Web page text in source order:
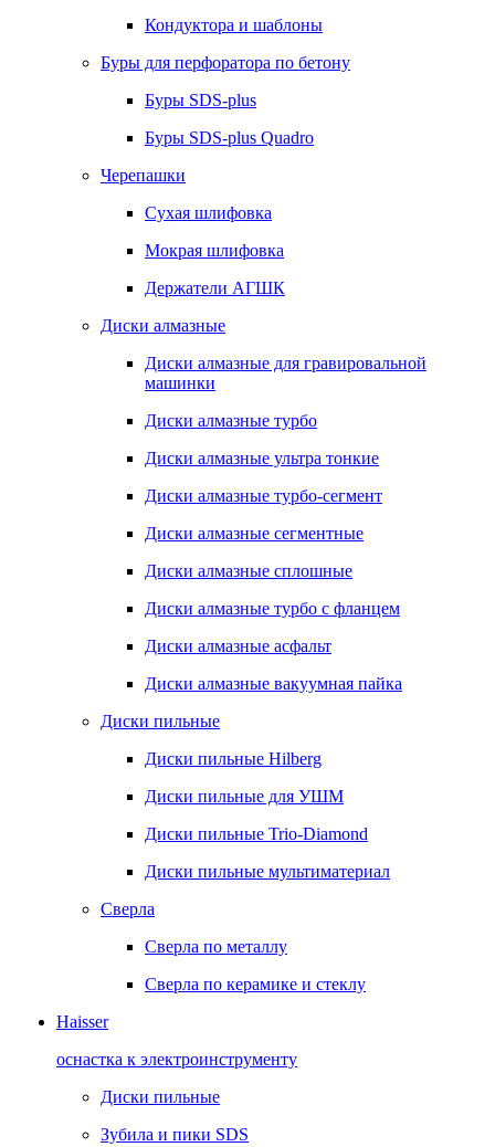
Кондуктора и шаблоны
Буры для перфоратора по бетону
Буры SDS-plus
Буры SDS-plus Quadro
Черепашки
Сухая шлифовка
Мокрая шлифовка
Держатели АГШК
Диски алмазные
Диски алмазные для гравировальной
машинки
Диски алмазные турбо
Диски алмазные ультра тонкие
Диски алмазные турбо-сегмент
Диски алмазные сегментные
Диски алмазные сплошные
Диски алмазные турбо с фланцем
Диски алмазные асфальт
Диски алмазные вакуумная пайка
Диски пильные
Диски пильные Hilberg
Диски пильные для УШМ
Диски пильные Trio-Diamond
Диски пильные мультиматериал
Сверла
Сверла по металлу
Сверла по керамике и стеклу
Haisser
оснастка к электроинструменту
Диски пильные
Зубила и пики SDS